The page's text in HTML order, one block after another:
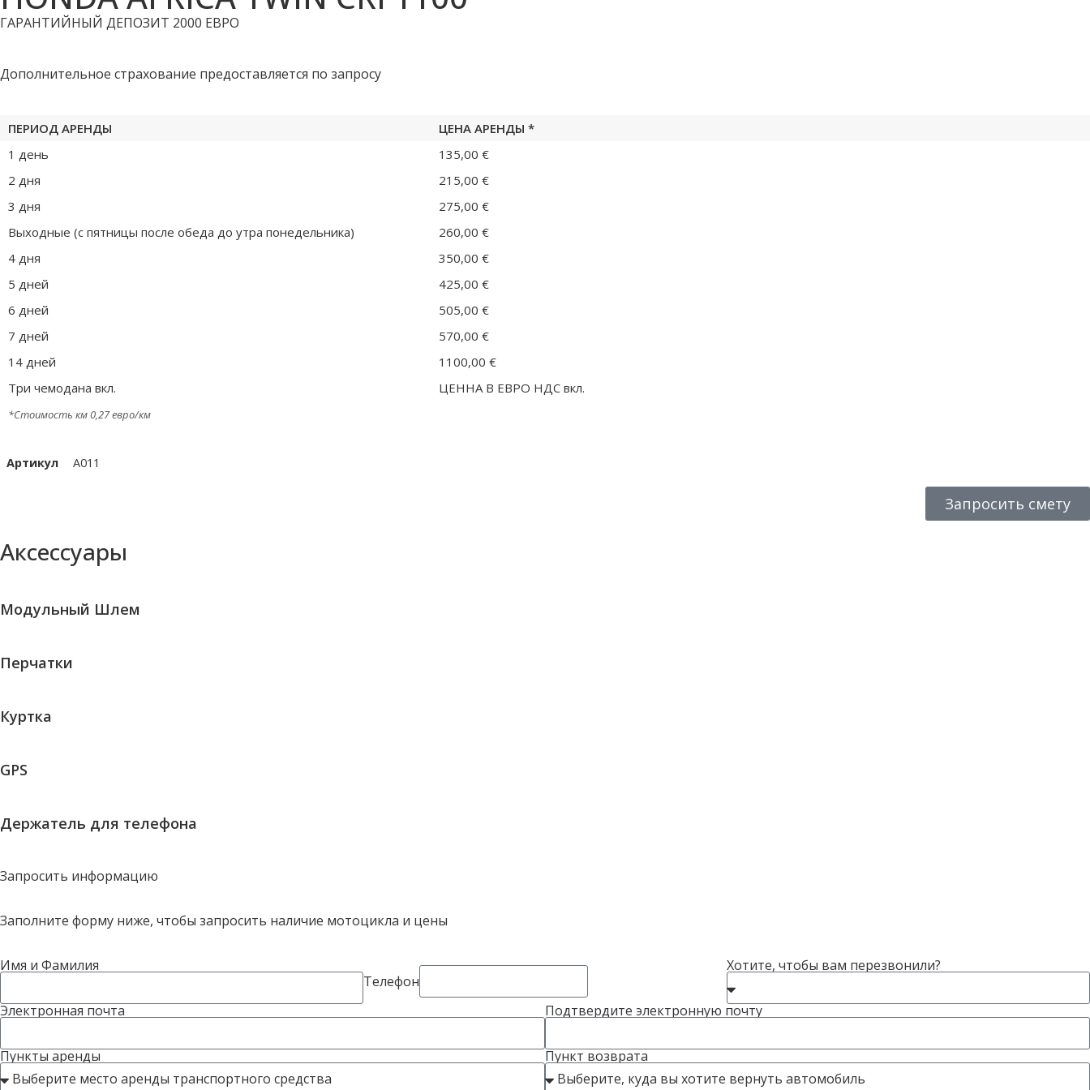
ГАРАНТИЙНЫЙ ДЕПОЗИТ 2000 ЕВРО
Дополнительное страхование предоставляется по запросу
ПЕРИОД АРЕНДЫ
ЦЕНА АРЕНДЫ *
1 день
135,00 €
2 дня
215,00 €
3 дня
275,00 €
Выходные (с пятницы после обеда до утра понедельника)
260,00 €
4 дня
350,00 €
5 дней
425,00 €
6 дней
505,00 €
7 дней
570,00 €
14 дней
1100,00 €
Три чемодана вкл.
ЦЕННА В ЕВРО НДС вкл.
*Стоимость км 0,27 евро/км
Артикул A011
Запросить смету
Аксессуары
Модульный Шлем
Перчатки
Куртка
GPS
Держатель для телефона
Запросить информацию
Заполните форму ниже, чтобы запросить наличие мотоцикла и цены
Имя и Фамилия
Телефон
Хотите, чтобы вам перезвонили?
Электронная почта Подтвердите электронную почту
Пункты аренды Пункт возврата